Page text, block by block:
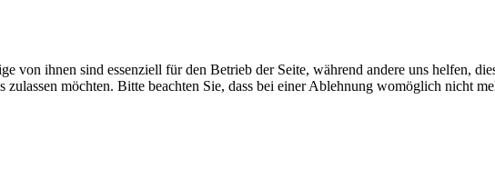
von ihnen sind essenziell für den Betrieb der Seite, während andere uns helfen,
zulassen möchten. Bitte beachten Sie, dass bei einer Ablehnung womöglich nicht